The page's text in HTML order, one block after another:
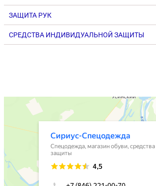
ЗАЩИТА РУК
СРЕДСТВА ИНДИВИДУАЛЬНОЙ ЗАЩИТЫ